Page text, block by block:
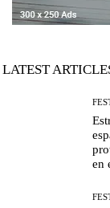
LATEST
en